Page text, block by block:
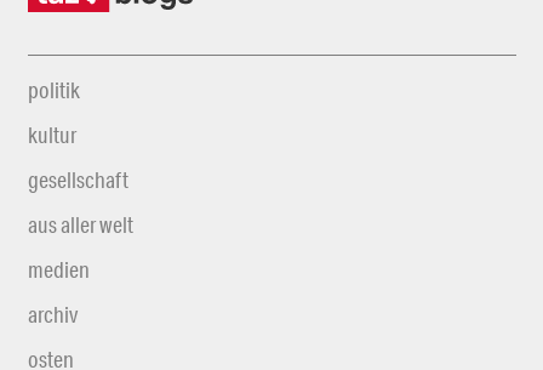
politik
kultur
gesellschaft
aus aller welt
medien
archiv
osten